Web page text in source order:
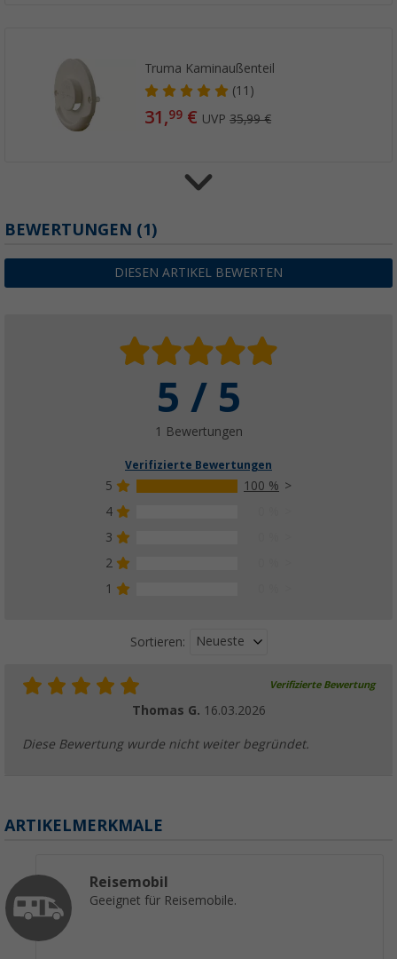
Truma Kaminaußenteil
(11)
31,99 € UVP35,99 €
Truma Kaminaußenteil ZR 80 (Schwarz)
32,50€UVP35,99 €
Truma Kaminverlängerung KVC
(2)
125,99€UVP131,99 €
(8)
ab147,00€UVP175,- €
74,99€UVP87,99 €
BEWERTUNGEN (1)
DIESEN ARTIKEL BEWERTEN
5 / 5
1 Bewertungen
Verifizierte Bewertungen
5
100 %
4
3
2
1
Sortieren: Neueste
Verifizierte Bewertung
Thomas G. 16.03.2026
Diese Bewertung wurde nicht weiter begründet.
ARTIKELMERKMALE
Reisemobil
Geeignet für Reisemobile.